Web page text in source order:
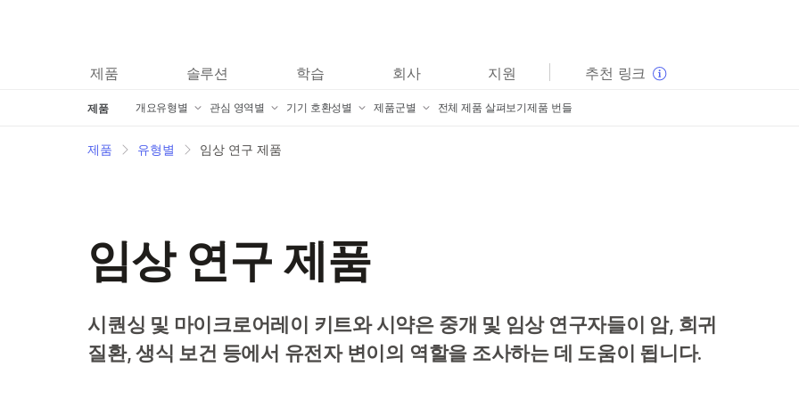
제품 솔루션 학습 회사 지원 추천 링크
제품 개요유형별
시퀀싱 키트
정보학 제품
분자 생물학 시약
서비스 및 교육 제품
관심 영역별
암 연구 제품
복합 질환 연구 제품
농업유전체 연구 제품
생식 보건 제품
기기 호환성별
MiSeq 제품
MiSeqDx 제품
NextSeq 500 및 NextSeq 550 제품
제품군별
Illumina DNA Prep
전체 제품 살펴보기제품 번들
개요
제품 유형별 임상 연구 제품
임상 연구 제품
시퀀싱 및 마이크로어레이 키트와 시약은 중개 및 임상 연구자들이 암, 희귀
질환, 생식 보건 등에서 유전자 변이의 역할을 조사하는 데 도움이 됩니다.
보다 관련성이 높은 콘텐츠를 확인하실 수 있습니다. 주요
관심 분야를 선택해 주세요:
암 연구